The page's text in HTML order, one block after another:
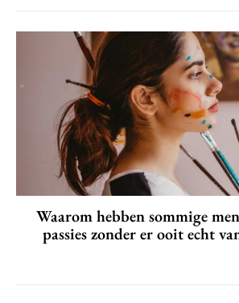
Waarom hebben sommige
passies zonder er ooit echt